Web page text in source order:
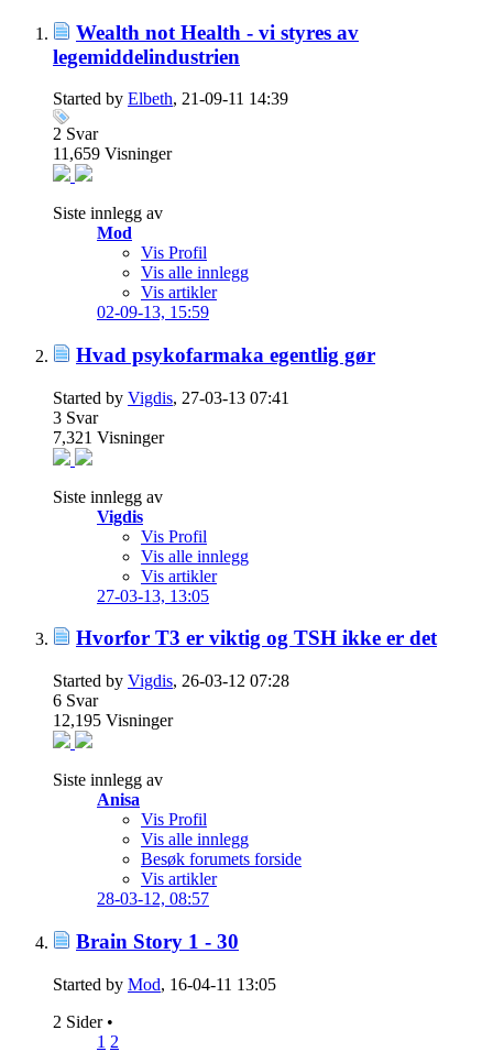
Wealth not Health - vi styres av
legemiddelindustrien
Started by Elbeth, 21-09-11 14:39
2 Svar
11,659 Visninger
Siste innlegg av
Mod
Vis Profil
Vis alle innlegg
Vis artikler
02-09-13, 15:59
Hvad psykofarmaka egentlig gør
Started by Vigdis, 27-03-13 07:41
3 Svar
7,321 Visninger
Siste innlegg av
Vigdis
Vis Profil
Vis alle innlegg
Vis artikler
27-03-13, 13:05
Hvorfor T3 er viktig og TSH ikke er det
Started by Vigdis, 26-03-12 07:28
6 Svar
12,195 Visninger
Siste innlegg av
Anisa
Vis Profil
Vis alle innlegg
Besøk forumets forside
Vis artikler
28-03-12, 08:57
Brain Story 1 - 30
Started by Mod, 16-04-11 13:05
2 Sider •
1 2